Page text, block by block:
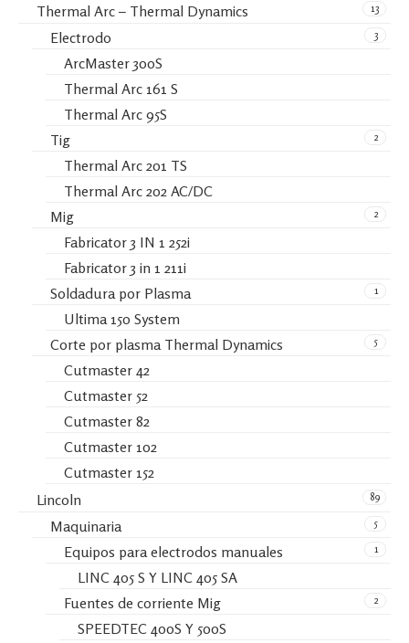
13
Thermal Arc – Thermal Dynamics
3
Electrodo
ArcMaster 300S
Thermal Arc 161 S
Thermal Arc 95S
2
Tig
Thermal Arc 201 TS
Thermal Arc 202 AC/DC
2
Mig
Fabricator 3 IN 1 252i
Fabricator 3 in 1 211i
1
Soldadura por Plasma
Ultima 150 System
5
Corte por plasma Thermal Dynamics
Cutmaster 42
Cutmaster 52
Cutmaster 82
Cutmaster 102
Cutmaster 152
89
Lincoln
5
Maquinaria
1
Equipos para electrodos manuales
LINC 405 S Y LINC 405 SA
2
Fuentes de corriente Mig
SPEEDTEC 400S Y 500S